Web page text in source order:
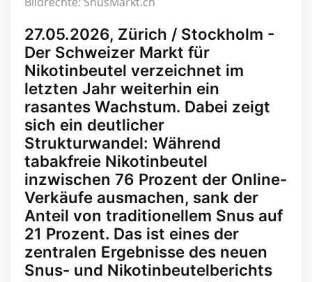
27.05.2026, Zürich / Stockholm -
Der Schweizer Markt für
Nikotinbeutel verzeichnet im
letzten Jahr weiterhin ein
rasantes Wachstum. Dabei zeigt
sich ein deutlicher
Strukturwandel: Während
tabakfreie Nikotinbeutel
inzwischen 76 Prozent der Online-
Verkäufe ausmachen, sank der
Anteil von traditionellem Snus auf
21 Prozent. Das ist eines der
zentralen Ergebnisse des neuen
Snus- und Nikotinbeutelberichts